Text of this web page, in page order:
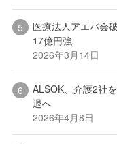
医療法人アエバ会
17億円強
2026年3月14日
ALSOK、介護2社
退へ
2026年4月8日